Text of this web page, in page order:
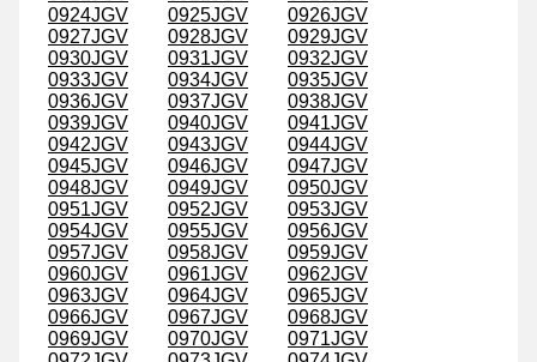
0924JGV
0925JGV
0926JGV
0927JGV
0928JGV
0929JGV
0930JGV
0931JGV
0932JGV
0933JGV
0934JGV
0935JGV
0936JGV
0937JGV
0938JGV
0939JGV
0940JGV
0941JGV
0942JGV
0943JGV
0944JGV
0945JGV
0946JGV
0947JGV
0948JGV
0949JGV
0950JGV
0951JGV
0952JGV
0953JGV
0954JGV
0955JGV
0956JGV
0957JGV
0958JGV
0959JGV
0960JGV
0961JGV
0962JGV
0963JGV
0964JGV
0965JGV
0966JGV
0967JGV
0968JGV
0969JGV
0970JGV
0971JGV